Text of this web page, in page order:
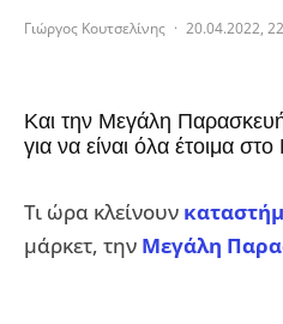
Γιώργος Κουτσελίνης · 20.04.2022,
Και την Μεγάλη Παρασκευή
για να είναι όλα έτοιμα
Τι ώρα κλείνουν
μάρκετ, την Μεγάλη